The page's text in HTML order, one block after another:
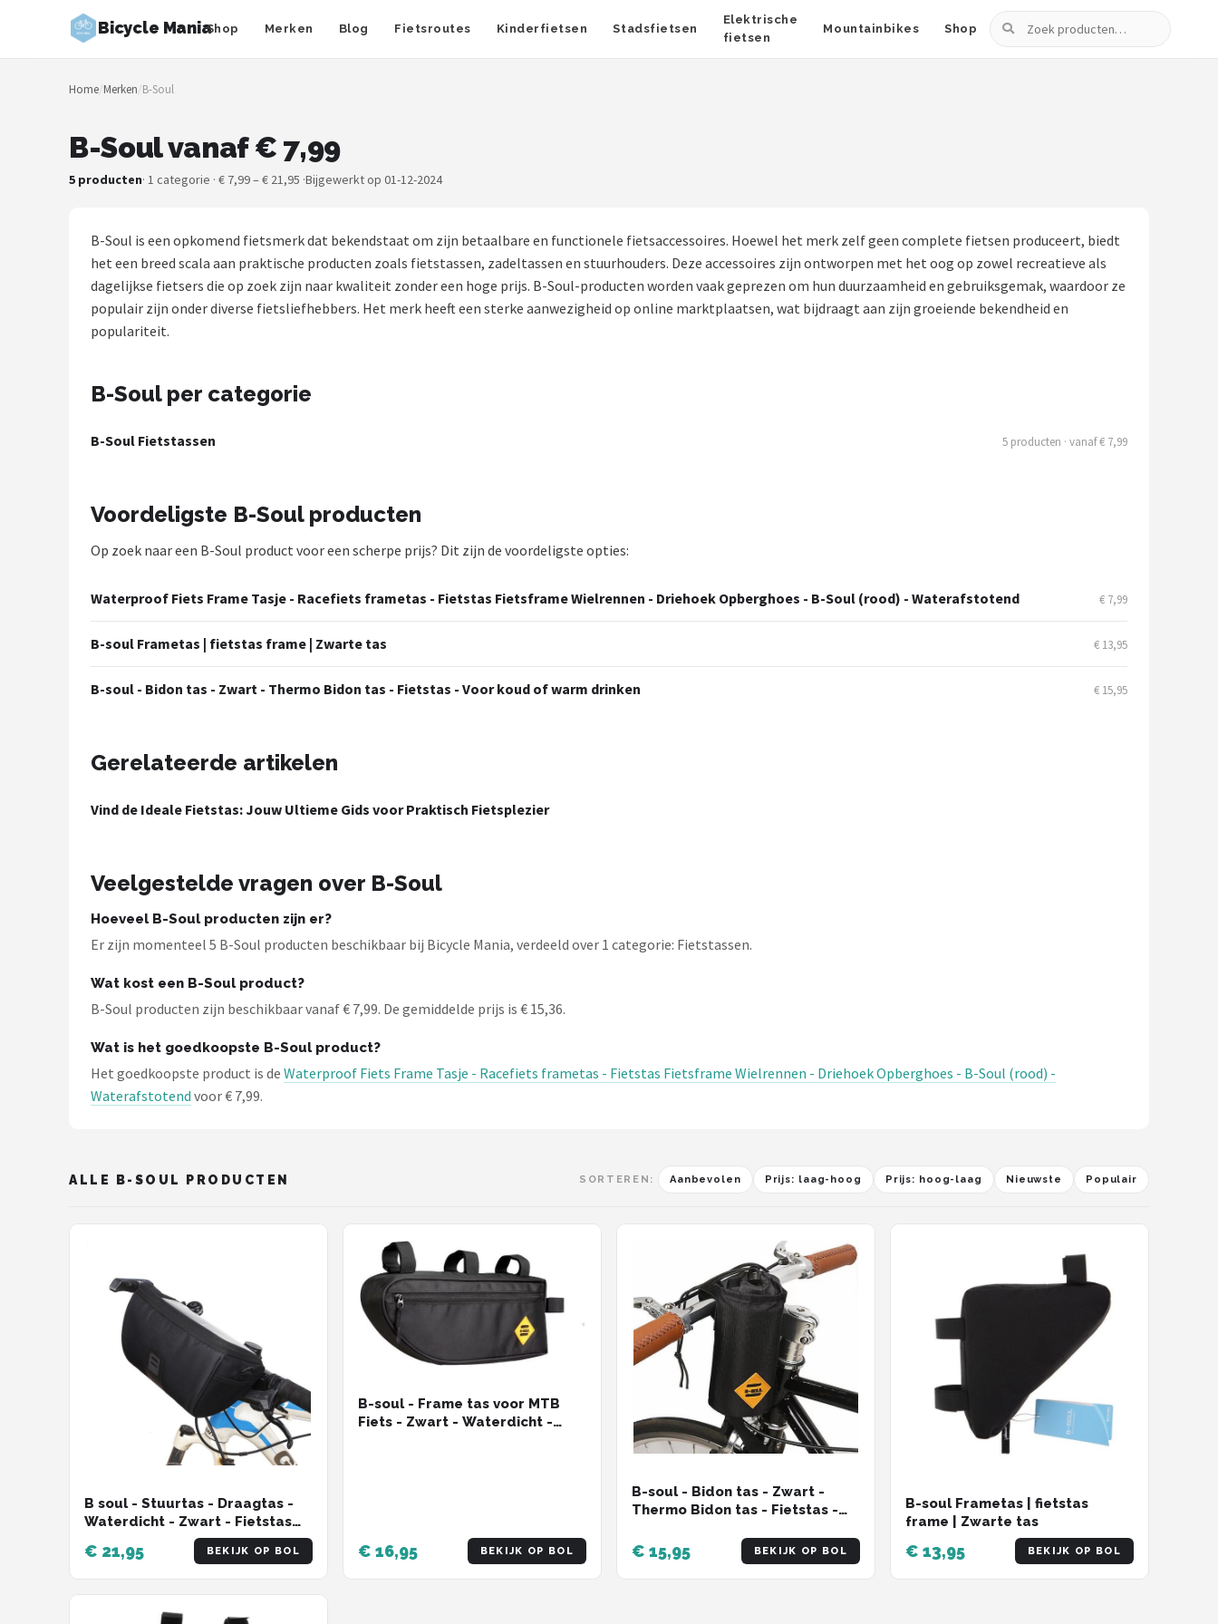
Bicycle ManiaShop Merken Blog Fietsroutes Kinderfietsen Stadsfietsen
Elektrische
fietsen
Mountainbikes Shop
Zoeken
Zoeken
NAVIGATIE
Merken
Fietsroutes
Kinderfietsen
Elektrische fietsen
Mountainbikes
POPULAIRE MERKEN
BBB Cycling
Schwalbe
Home/Merken/B-Soul
B-Soul vanaf € 7,99
5 producten· 1 categorie · € 7,99 – € 21,95 ·Bijgewerkt op 01-12-2024
B-Soul is een opkomend fietsmerk dat bekendstaat om zijn betaalbare en functionele fietsaccessoires. Hoewel het merk zelf geen complete fietsen produceert, biedt
het een breed scala aan praktische producten zoals fietstassen, zadeltassen en stuurhouders. Deze accessoires zijn ontworpen met het oog op zowel recreatieve als
dagelijkse fietsers die op zoek zijn naar kwaliteit zonder een hoge prijs. B-Soul-producten worden vaak geprezen om hun duurzaamheid en gebruiksgemak, waardoor ze
populair zijn onder diverse fietsliefhebbers. Het merk heeft een sterke aanwezigheid op online marktplaatsen, wat bijdraagt aan zijn groeiende bekendheid en
populariteit.
B-Soul per categorie
B-Soul Fietstassen 5 producten · vanaf € 7,99
Voordeligste B-Soul producten
Op zoek naar een B-Soul product voor een scherpe prijs? Dit zijn de voordeligste opties:
Waterproof Fiets Frame Tasje - Racefiets frametas - Fietstas Fietsframe Wielrennen - Driehoek Opberghoes - B-Soul (rood) - Waterafstotend € 7,99
B-soul Frametas | fietstas frame | Zwarte tas € 13,95
B-soul - Bidon tas - Zwart - Thermo Bidon tas - Fietstas - Voor koud of warm drinken € 15,95
Gerelateerde artikelen
Vind de Ideale Fietstas: Jouw Ultieme Gids voor Praktisch Fietsplezier
Veelgestelde vragen over B-Soul
Hoeveel B-Soul producten zijn er?
Er zijn momenteel 5 B-Soul producten beschikbaar bij Bicycle Mania, verdeeld over 1 categorie: Fietstassen.
Wat kost een B-Soul product?
B-Soul producten zijn beschikbaar vanaf € 7,99. De gemiddelde prijs is € 15,36.
Wat is het goedkoopste B-Soul product?
Het goedkoopste product is de Waterproof Fiets Frame Tasje - Racefiets frametas - Fietstas Fietsframe Wielrennen - Driehoek Opberghoes - B-Soul (rood) -
Waterafstotend voor € 7,99.
ALLE B-SOUL PRODUCTEN SORTEREN: Aanbevolen Prijs: laag-hoog Prijs: hoog-laag Nieuwste Populair
B soul - Stuurtas - Draagtas -
Waterdicht - Zwart - Fietstas
stuur Stuurtas voor fiets met
smartphone - kaarthouder
€ 21,95 BEKIJK OP BOL
B-soul - Frame tas voor MTB
Fiets - Zwart - Waterdicht -
€ 16,95 BEKIJK OP BOL
B-soul - Bidon tas - Zwart -
Thermo Bidon tas - Fietstas -
€ 15,95 BEKIJK OP BOL
B-soul Frametas | fietstas
frame | Zwarte tas
€ 13,95 BEKIJK OP BOL